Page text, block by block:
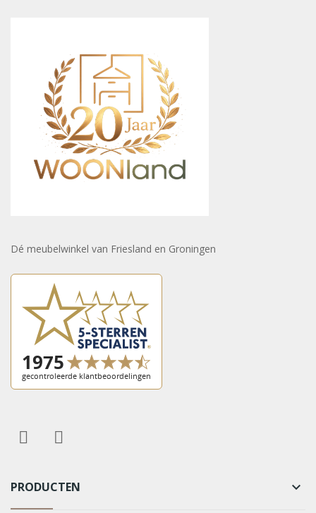
Dé meubelwinkel van Friesland en Groningen
PRODUCTEN keyboard_arrow_down